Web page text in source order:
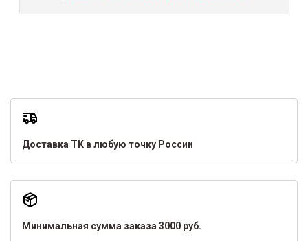
Доставка ТК в любую точку России
Минимальная сумма заказа 3000 руб.